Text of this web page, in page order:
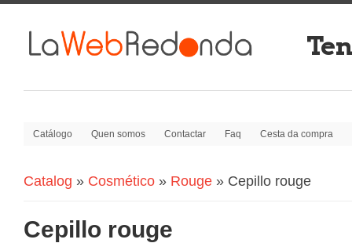
Catálogo Quen somos Contactar Faq Cesta da compra
Vostede está aquí:
Catalog » Cosmético » Rouge » Cepillo rouge
Cepillo rouge